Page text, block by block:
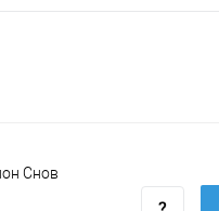
Снов